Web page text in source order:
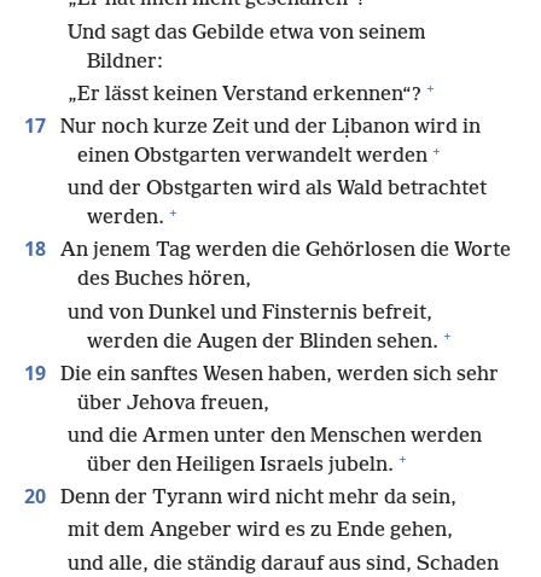
Und sagt das Gebilde etwa von seinem
Bildner:
„Er lässt keinen Verstand erkennen“? +
17
Nur noch kurze Zeit und der Lịbanon wird in
einen Obstgarten verwandelt werden +
und der Obstgarten wird als Wald betrachtet
werden. +
18
An jenem Tag werden die Gehörlosen die Worte
des Buches hören,
und von Dunkel und Finsternis befreit,
werden die Augen der Blinden sehen. +
19
Die ein sanftes Wesen haben, werden sich sehr
über Jehova freuen,
und die Armen unter den Menschen werden
über den Heiligen Israels jubeln. +
20
Denn der Tyrann wird nicht mehr da sein,
mit dem Angeber wird es zu Ende gehen,
und alle, die ständig darauf aus sind, Schaden